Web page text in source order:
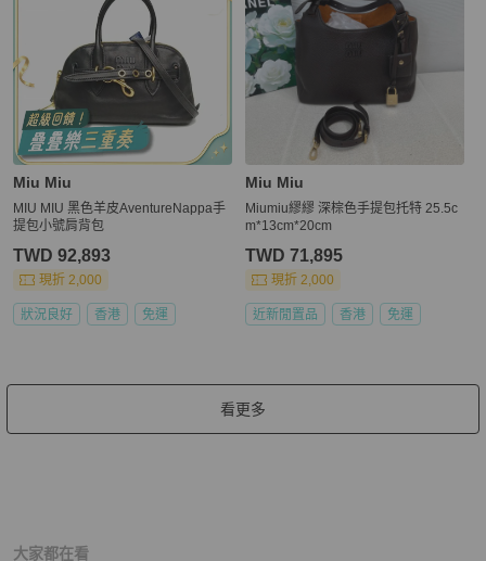
Miu Miu
MIU MIU 黑色羊皮AventureNappa手
提包小號肩背包
TWD 92,893
現折 2,000
狀況良好 香港 免運
Miu Miu
Miumiu繆繆 深棕色手提包托特 25.5c
m*13cm*20cm
TWD 71,895
現折 2,000
近新閒置品 香港 免運
看更多
大家都在看